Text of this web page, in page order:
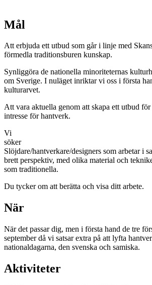
Mål
Att erbjuda ett utbud som går i linje med
förmedla traditionsburen kunskap.
Synliggöra de nationella minoriteternas
om Sverige. I nuläget inriktar vi oss i första
kulturarvet.
Att vara aktuella genom att skapa ett utbud
intresse för hantverk.
Vi
Slöjdare/hantverkare/designers som arbetar i
brett perspektiv, med olika material och
som traditionella.
Du tycker om att berätta och visa ditt arbete.
När
När det passar dig, men i första hand de tre
september då vi satsar extra på att lyfta
nationaldagarna, den svenska och samiska.
Aktiviteter